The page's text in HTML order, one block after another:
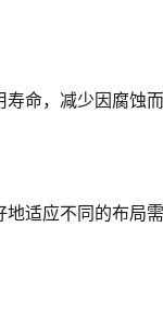
命，减少因腐蚀
适应不同的布局